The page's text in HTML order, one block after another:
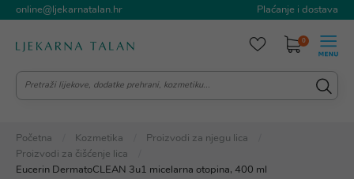
online@ljekarnatalan.hr Plaćanje i dostava
0
Početna Kozmetika
Proizvodi za njegu lica
Proizvodi za čišćenje lica
Eucerin DermatoCLEAN 3u1 micelarna otopina, 400 ml